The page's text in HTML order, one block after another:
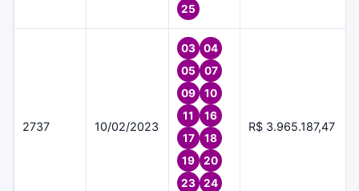
25
2737 10/02/2023
03
04
05
07
09
10
11
16
17
18
19
20
23
24
R$ 3.965.187,47